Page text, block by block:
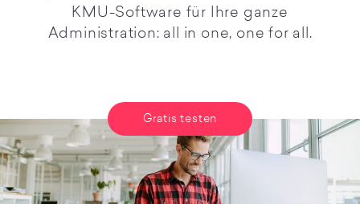
KMU-Software für Ihre ganze
Administration: all in one, one for all.
Gratis testen